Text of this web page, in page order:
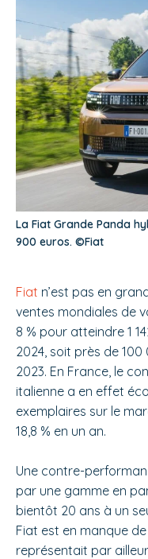
La Fiat Grande Panda
900 euros. ©Fiat
Fiat n’est pas en
ventes mondiales de
8 % pour atteindre 1
2024, soit près de 100
2023. En France, le
italienne a en effet
exemplaires sur le
18,8 % en un an.
Une contre-
par une gamme en
bientôt 20 ans à un
Fiat est en manque
représentait par